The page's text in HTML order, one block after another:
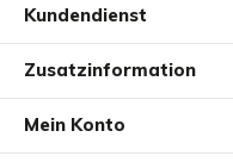
Kundendienst
Zusatzinformation
Mein Konto